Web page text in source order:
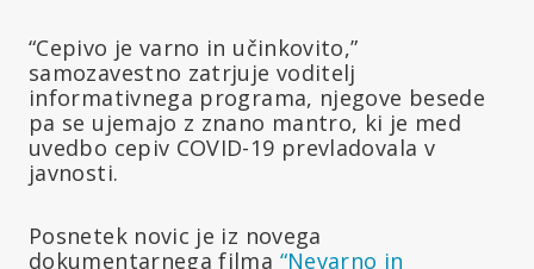
“Cepivo je varno in učinkovito,”
samozavestno zatrjuje voditelj
informativnega programa, njegove besede
pa se ujemajo z znano mantro, ki je med
uvedbo cepiv COVID-19 prevladovala v
javnosti.
Posnetek novic je iz novega
dokumentarnega filma “Nevarno in